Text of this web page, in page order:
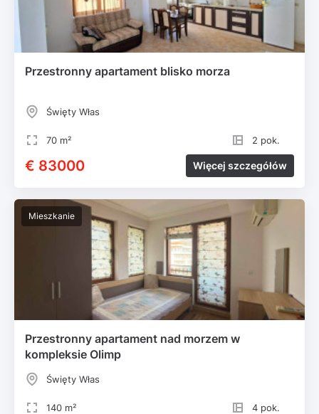
Przestronny apartament blisko morza
Święty Włas
70 m² 2 pok.
€ 83000 Więcej szczegółów
Mieszkanie
Przestronny apartament nad morzem w
kompleksie Olimp
Święty Włas
140 m² 4 pok.